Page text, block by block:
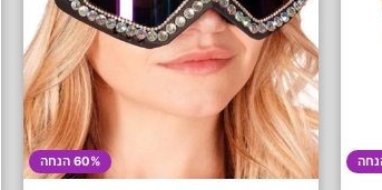
60% הנחה